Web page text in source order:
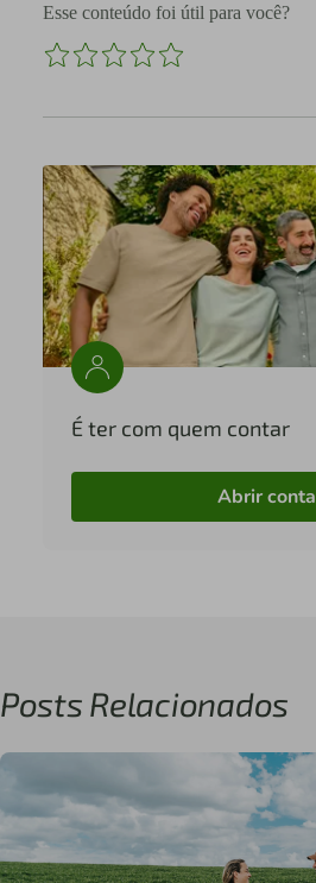
Esse conteúdo foi útil para você?
É ter com quem contar
Abrir conta
Posts Relacionados